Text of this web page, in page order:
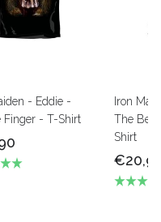
- Eddie -
Finger - T-Shirt
Iron
The
Shirt